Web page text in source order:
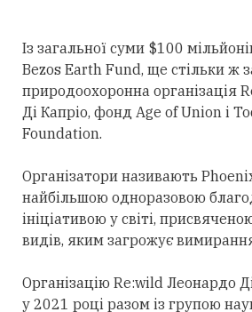
Із загальної суми $100
Bezos Earth Fund, ще стільки ж
природоохоронна організація
Ді Капріо, фонд Age of Union і
Foundation.
Організатори називають
найбільшою одноразовою
ініціативою у світі,
видів, яким загрожує
Організацію Re:wild Леонардо
у 2021 році разом із групою